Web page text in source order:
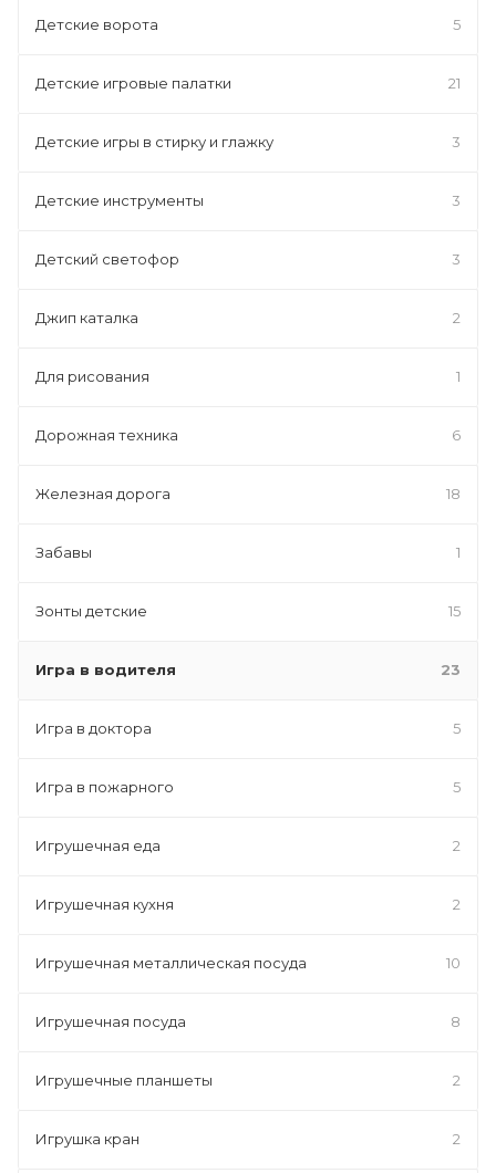
Детские ворота 5
Детские игровые палатки 21
Детские игры в стирку и глажку 3
Детские инструменты 3
Детский светофор 3
Джип каталка 2
Для рисования 1
Дорожная техника 6
Железная дорога 18
Забавы 1
Зонты детские 15
Игра в водителя 23
Игра в доктора 5
Игра в пожарного 5
Игрушечная еда 2
Игрушечная кухня 2
Игрушечная металлическая посуда 10
Игрушечная посуда 8
Игрушечные планшеты 2
Игрушка кран 2